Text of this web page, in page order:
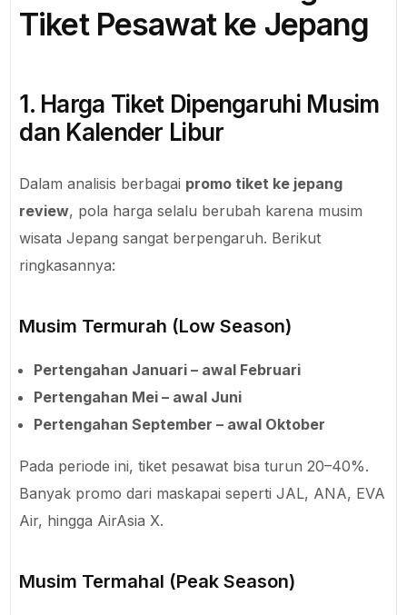
Tiket Pesawat ke Jepang
1. Harga Tiket Dipengaruhi Musim
dan Kalender Libur
Dalam analisis berbagai promo tiket ke jepang
review, pola harga selalu berubah karena musim
wisata Jepang sangat berpengaruh. Berikut
ringkasannya:
Musim Termurah (Low Season)
Pertengahan Januari – awal Februari
Pertengahan Mei – awal Juni
Pertengahan September – awal Oktober
Pada periode ini, tiket pesawat bisa turun 20–40%.
Banyak promo dari maskapai seperti JAL, ANA, EVA
Air, hingga AirAsia X.
Musim Termahal (Peak Season)